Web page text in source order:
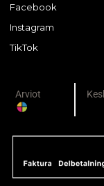
Facebook
Instagram
TikTok